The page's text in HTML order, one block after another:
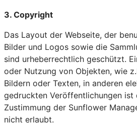
3. Copyright
Das Layout der Webseite, der
Bilder und Logos sowie die
sind urheberrechtlich geschützt.
oder Nutzung von Objekten, wie
Bildern oder Texten, in anderen
gedruckten Veröffentlichungen ist
Zustimmung der Sunflower
nicht erlaubt.